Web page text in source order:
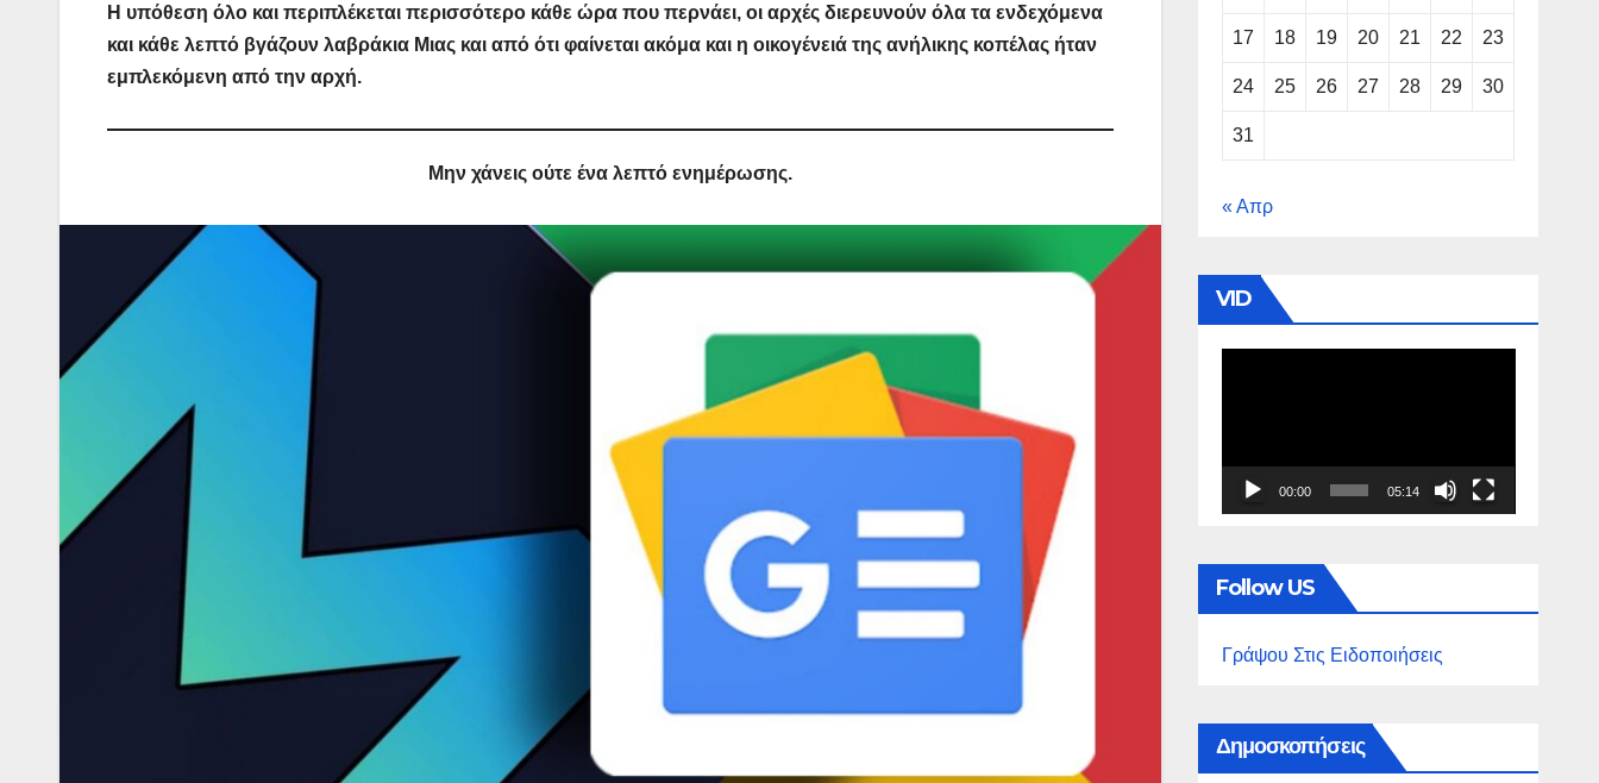
Η υπόθεση όλο και περιπλέκεται περισσότερο κάθε ώρα που περνάει, οι αρχές διερευνούν όλα τα ενδεχόμενα
και κάθε λεπτό βγάζουν λαβράκια Μιας και από ότι φαίνεται ακόμα και η οικογένειά της ανήλικης κοπέλας ήταν
εμπλεκόμενη από την αρχή.
Μην χάνεις ούτε ένα λεπτό ενημέρωσης.
17 18 19 20 21 22 23
24 25 26 27 28 29 30
31
« Απρ
VID
00:00 05:14
Follow US
Γράψου Στις Ειδοποιήσεις
Δημοσκοπήσεις